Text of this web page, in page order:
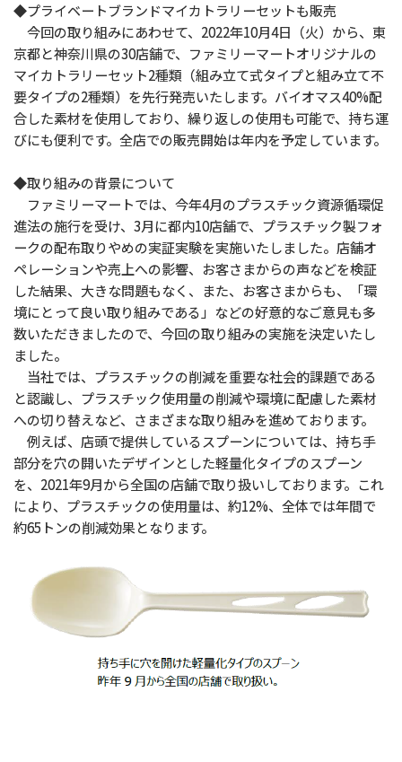
◆プライベートブランドマイカトラリーセットも販売
今回の取り組みにあわせて、2022年10月4日（火）から、東
京都と神奈川県の30店舗で、ファミリーマートオリジナルの
マイカトラリーセット2種類（組み立て式タイプと組み立て不
要タイプの2種類）を先行発売いたします。バイオマス40%配
合した素材を使用しており、繰り返しの使用も可能で、持ち運
びにも便利です。全店での販売開始は年内を予定しています。
◆取り組みの背景について
ファミリーマートでは、今年4月のプラスチック資源循環促
進法の施行を受け、3月に都内10店舗で、プラスチック製フォ
ークの配布取りやめの実証実験を実施いたしました。店舗オ
ペレーションや売上への影響、お客さまからの声などを検証
した結果、大きな問題もなく、また、お客さまからも、「環
境にとって良い取り組みである」などの好意的なご意見も多
数いただきましたので、今回の取り組みの実施を決定いたし
ました。
当社では、プラスチックの削減を重要な社会的課題である
と認識し、プラスチック使用量の削減や環境に配慮した素材
への切り替えなど、さまざまな取り組みを進めております。
例えば、店頭で提供しているスプーンについては、持ち手
部分を穴の開いたデザインとした軽量化タイプのスプーン
を、2021年9月から全国の店舗で取り扱いしております。これ
により、プラスチックの使用量は、約12%、全体では年間で
約65トンの削減効果となります。